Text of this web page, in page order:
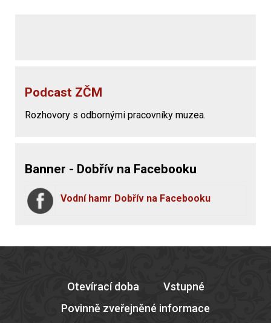
Podcast ZČM
Rozhovory s odbornými pracovníky muzea.
Banner - Dobřív na Facebooku
Vodní hamr Dobřív na Facebooku
Otevírací doba
Vstupné
Povinně zveřejněné informace